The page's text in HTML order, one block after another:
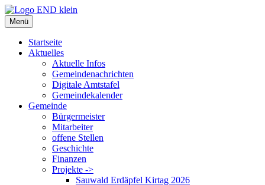
Zum
Inhalt
springen
Menü
Startseite
Aktuelles
Aktuelle Infos
Gemeindenachrichten
Digitale Amtstafel
Gemeindekalender
Gemeinde
Bürgermeister
Mitarbeiter
offene Stellen
Geschichte
Finanzen
Projekte ->
Sauwald Erdäpfel Kirtag 2026